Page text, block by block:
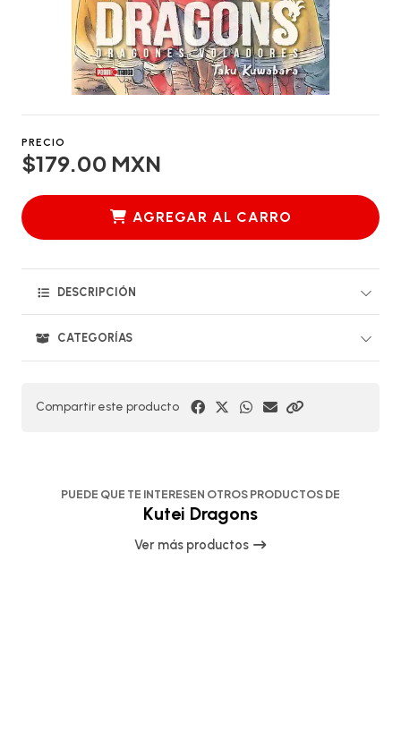
PRECIO
$179.00 MXN
AGREGAR AL CARRO
DESCRIPCIÓN
CATEGORÍAS
Compartir este producto
PUEDE QUE TE INTERESEN OTROS PRODUCTOS DE
Kutei Dragons
Ver más productos